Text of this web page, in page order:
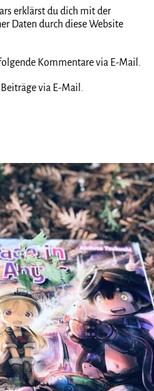
erklärst du dich mit der
Daten durch diese Website
Kommentare via E-Mail.
via E-Mail.